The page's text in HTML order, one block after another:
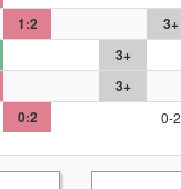
1:2 3+
3+
3+
0:2 0-2